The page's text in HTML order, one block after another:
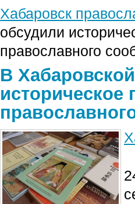
Хабаровск
обсудили
православного
В